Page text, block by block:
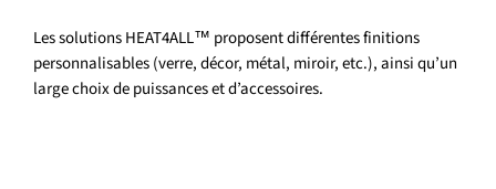
Les solutions HEAT4ALL™ proposent différentes finitions
personnalisables (verre, décor, métal, miroir, etc.), ainsi qu’un
large choix de puissances et d’accessoires.